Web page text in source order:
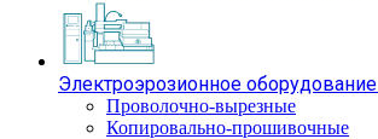
Электроэрозионное оборудование
Проволочно-вырезные
Копировально-прошивочные